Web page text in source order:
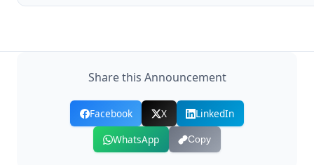
Share this Announcement
Facebook X
LinkedIn
WhatsApp
Copy